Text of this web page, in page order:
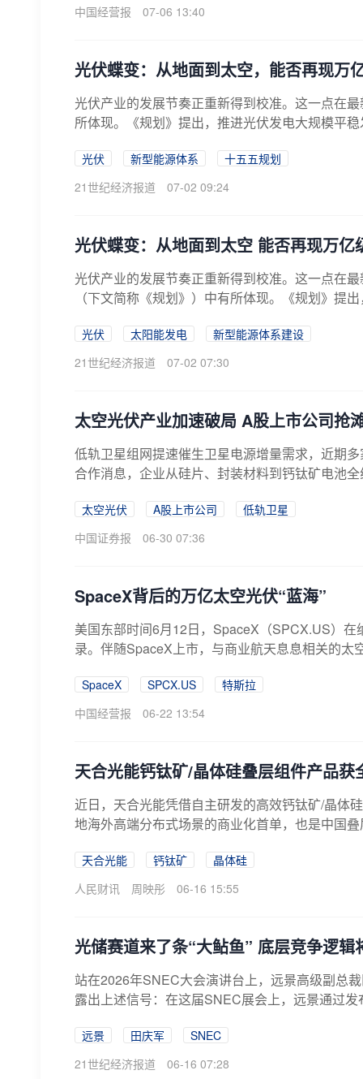
中国经营报
07-06 13:40
光伏蝶变：从地面到太空，能否再现万
光伏产业的发展节奏正重新得到校准。这一点在
所体现。《规划》提出，推进光伏发电大规模平
光伏 新型能源体系
十五五规划
21世纪经济报道
07-02 09:24
光伏蝶变：从地面到太空 能否再现万亿
光伏产业的发展节奏正重新得到校准。这一点在
（下文简称《规划》）中有所体现。《规划》提
光伏 太阳能发电
新型能源体系建设
21世纪经济报道
07-02 07:30
太空光伏产业加速破局 A股上市公司抢
低轨卫星组网提速催生卫星电源增量需求，近期
合作消息，企业从硅片、封装材料到钙钛矿电池
太空光伏 A股上市公司
低轨卫星
中国证券报
06-30 07:36
SpaceX背后的万亿太空光伏“蓝海”
美国东部时间6月12日，SpaceX（SPCX.US）
录。伴随SpaceX上市，与商业航天息息相关的
SpaceX SPCX.US
特斯拉
中国经营报
06-22 13:54
天合光能钙钛矿/晶体硅叠层组件产品
近日，天合光能凭借自主研发的高效钙钛矿/晶体
地海外高端分布式场景的商业化首单，也是中国
天合光能 钙钛矿
晶体硅
人民财讯
周映彤 06-16 15:55
光储赛道来了条“大鲇鱼” 底层竞争逻辑
站在2026年SNEC大会演讲台上，远景高级副总
露出上述信号：在这届SNEC展会上，远景通过
远景 田庆军
SNEC
21世纪经济报道
06-16 07:28